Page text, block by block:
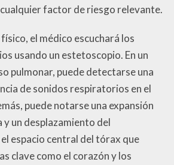
factor de riesgo relevante.
el médico escuchará los
usando un estetoscopio. En un
pulmonar, puede detectarse una
de sonidos respiratorios en el
puede notarse una expansión
un desplazamiento del
espacio central del tórax que
clave como el corazón y los